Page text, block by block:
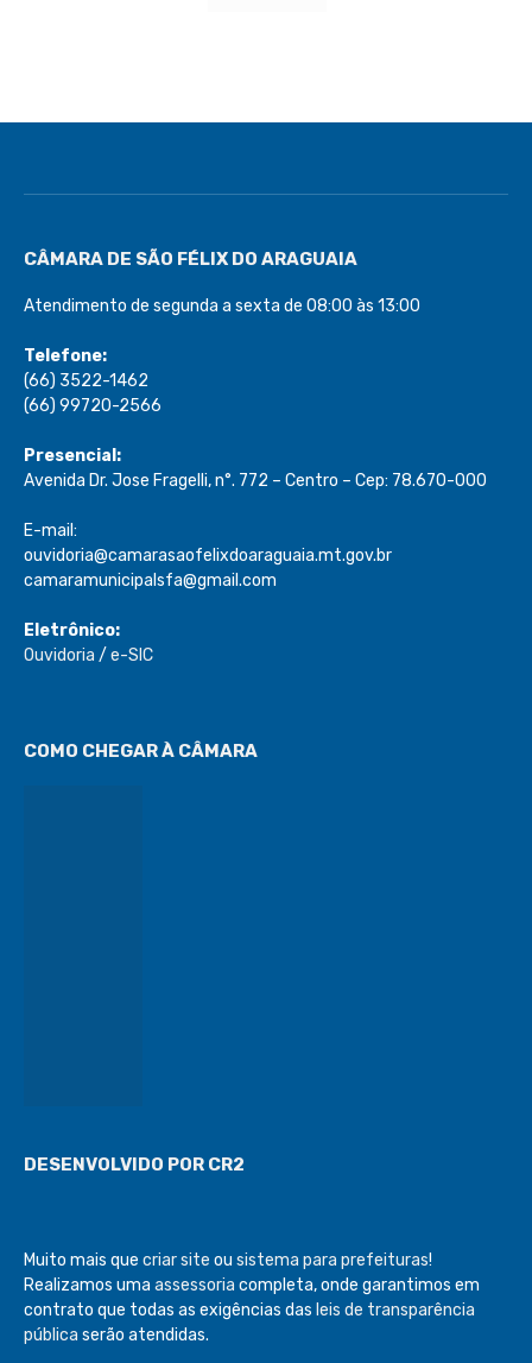
CÂMARA DE SÃO FÉLIX DO ARAGUAIA
Atendimento de segunda a sexta de 08:00 às 13:00
Telefone:
(66) 3522-1462
(66) 99720-2566
Presencial:
Avenida Dr. Jose Fragelli, n°. 772 – Centro – Cep: 78.670-000
E-mail:
ouvidoria@camarasaofelixdoaraguaia.mt.gov.br
camaramunicipalsfa@gmail.com
Eletrônico:
Ouvidoria / e-SIC
COMO CHEGAR À CÂMARA
DESENVOLVIDO POR CR2
Muito mais que criar site ou sistema para prefeituras!
Realizamos uma assessoria completa, onde garantimos em
contrato que todas as exigências das leis de transparência
pública serão atendidas.